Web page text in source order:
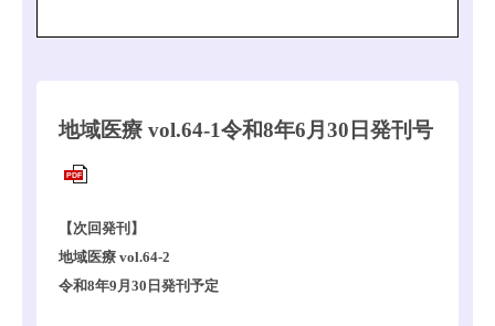
地域医療 vol.64-1令和8年6月30日発刊号
PDF
【次回発刊】
地域医療 vol.64-2
令和8年9月30日発刊予定